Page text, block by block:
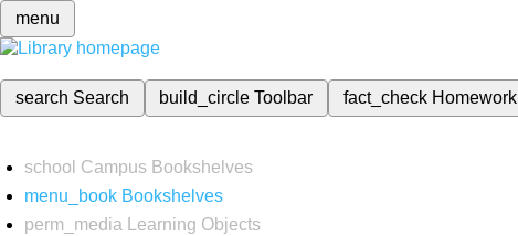
menu
search Search build_circleToolbar fact_check Homework
school Campus Bookshelves
menu_book Bookshelves
perm_media
Learning Objects